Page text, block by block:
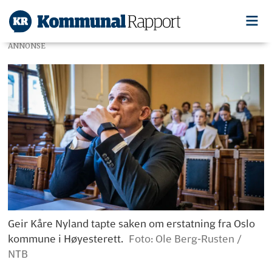
ANNONSE
Geir Kåre Nyland tapte saken om erstatning fra Oslo
kommune i Høyesterett. Foto: Ole Berg-Rusten /
NTB